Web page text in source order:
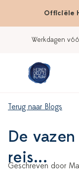
Officiële
Werkdagen
Terug naar Blogs
De
reis...
Geschreven door